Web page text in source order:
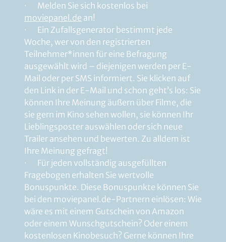
· Melden Sie sich kostenlos bei
moviepanel.de an!
· Ein Zufallsgenerator bestimmt jede
Woche, wer von den registrierten
Teilnehmer*innen für eine Befragung
ausgewählt wird – diejenigen werden per E-
Mail oder per SMS informiert. Sie klicken auf
den Link in der E-Mail und schon geht’s los: Sie
können Ihre Meinung äußern über Filme, die
sie gern im Kino sehen wollen, sie können Ihr
Lieblingsposter auswählen oder sich neue
Trailer ansehen und bewerten. Zu alldem ist
Ihre Meinung gefragt!
· Für jeden vollständig ausgefüllten
Fragebogen erhalten Sie wertvolle
Bonuspunkte. Diese Bonuspunkte können Sie
bei den moviepanel.de-Partnern einlösen: Wie
wäre es mit einem Gutschein von Amazon
oder einem Wunschgutschein? Oder einem
kostenlosen Kinobesuch? Gerne können Ihre